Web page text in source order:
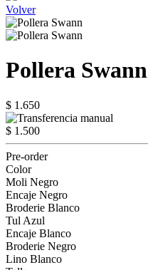
Volver
Pollera Swann
$ 1.650
$ 1.500
Pre-order
Color
Moli Negro
Encaje Negro
Broderie Blanco
Tul Azul
Encaje Blanco
Broderie Negro
Lino Blanco